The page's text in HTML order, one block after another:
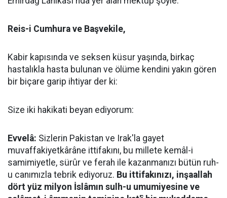
Reis-i Cumhura ve Başvekile,
Kabir kapısında ve seksen küsur yaşında, birkaç
hastalıkla hasta bulunan ve ölüme kendini yakın gören
bir biçare garip ihtiyar der ki:
Size iki hakikati beyan ediyorum:
Evvelâ: Sizlerin Pakistan ve Irak'la gayet
muvaffakiyetkârâne ittifakını, bu millete kemâl-i
samimiyetle, sürûr ve ferah ile kazanmanızı bütün ruh-
u canımızla tebrik ediyoruz. Bu ittifakınızı, inşaallah
dört yüz milyon İslâmın sulh-u umumiyesine ve